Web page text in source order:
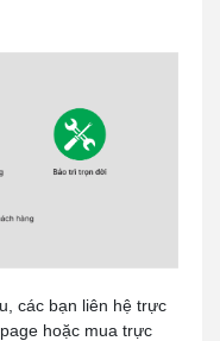
các bạn liên hệ trực
hoặc mua trực